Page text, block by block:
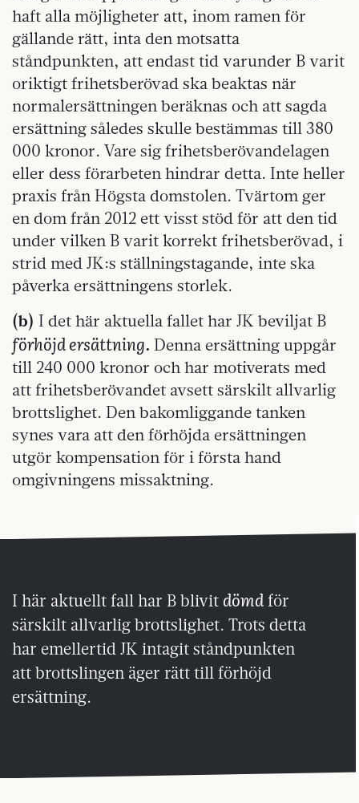
haft alla möjligheter att, inom ramen för
gällande rätt, inta den motsatta
ståndpunkten, att endast tid varunder B varit
oriktigt frihetsberövad ska beaktas när
normalersättningen beräknas och att sagda
ersättning således skulle bestämmas till 380
000 kronor. Vare sig frihetsberövandelagen
eller dess förarbeten hindrar detta. Inte heller
praxis från Högsta domstolen. Tvärtom ger
en dom från 2012 ett visst stöd för att den tid
under vilken B varit korrekt frihetsberövad, i
strid med JK:s ställningstagande, inte ska
påverka ersättningens storlek.
(b) I det här aktuella fallet har JK beviljat B
förhöjd ersättning. Denna ersättning uppgår
till 240 000 kronor och har motiverats med
att frihetsberövandet avsett särskilt allvarlig
brottslighet. Den bakomliggande tanken
synes vara att den förhöjda ersättningen
utgör kompensation för i första hand
omgivningens missaktning.
I här aktuellt fall har B blivit dömdför
särskilt allvarlig brottslighet. Trots detta
har emellertid JK intagit ståndpunkten
att brottslingen äger rätt till förhöjd
ersättning.